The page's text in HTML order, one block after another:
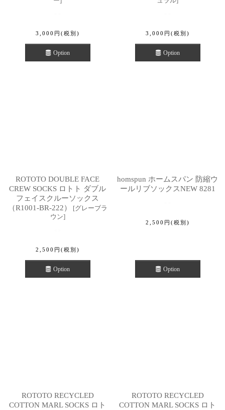
3,000 円 (税別)
Option
3,000 円 (税別)
Option
ROTOTO DOUBLE FACE
CREW SOCKS ロトト ダブル
フェイスクルーソックス
（R1001-BR-222）
[グレーブラ
ウン]
2,500 円 (税別)
Option
homspun ホームスパン 防縮ウ
ールリブソックスNEW 8281
2,500 円 (税別)
Option
ROTOTO RECYCLED
COTTON MARL SOCKS ロト
ROTOTO RECYCLED
COTTON MARL SOCKS ロト